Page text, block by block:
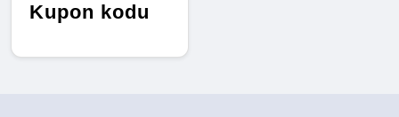
Kupon kodu